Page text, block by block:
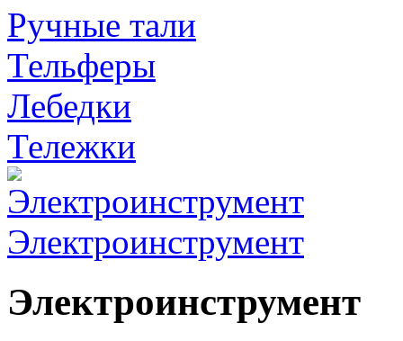
Ручные тали
Тельферы
Лебедки
Тележки
Электроинструмент
Электроинструмент